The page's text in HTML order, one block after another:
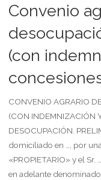
del
art.
el
exclusivo
por
vencimiento"
Convenio
(con
CONVENIO AGRARIO
(CON INDEMNIZACIÓN
DESOCUPACIÓN.
domiciliado en …, por
«PROPIETARIO» y el
en adelante denominado